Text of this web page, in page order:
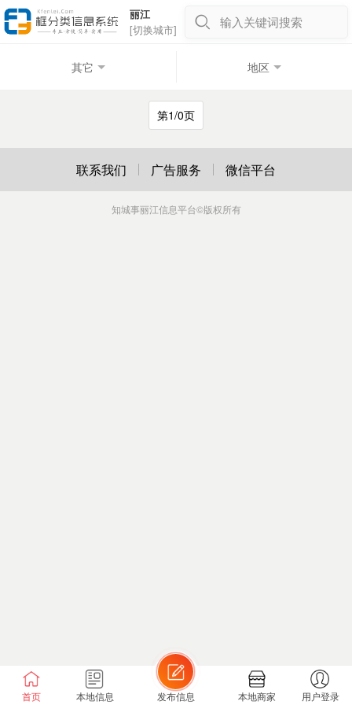
丽江
[切换城市]
输入关键词搜索
其它 地区
第1/0页
首页 本地信息 发布信息 本地商家 用户登录
联系我们 广告服务 微信平台
知城事丽江信息平台©版权所有